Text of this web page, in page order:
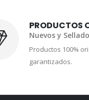
PRODUCTOS
Nuevos y
Productos 100%
garantizados.